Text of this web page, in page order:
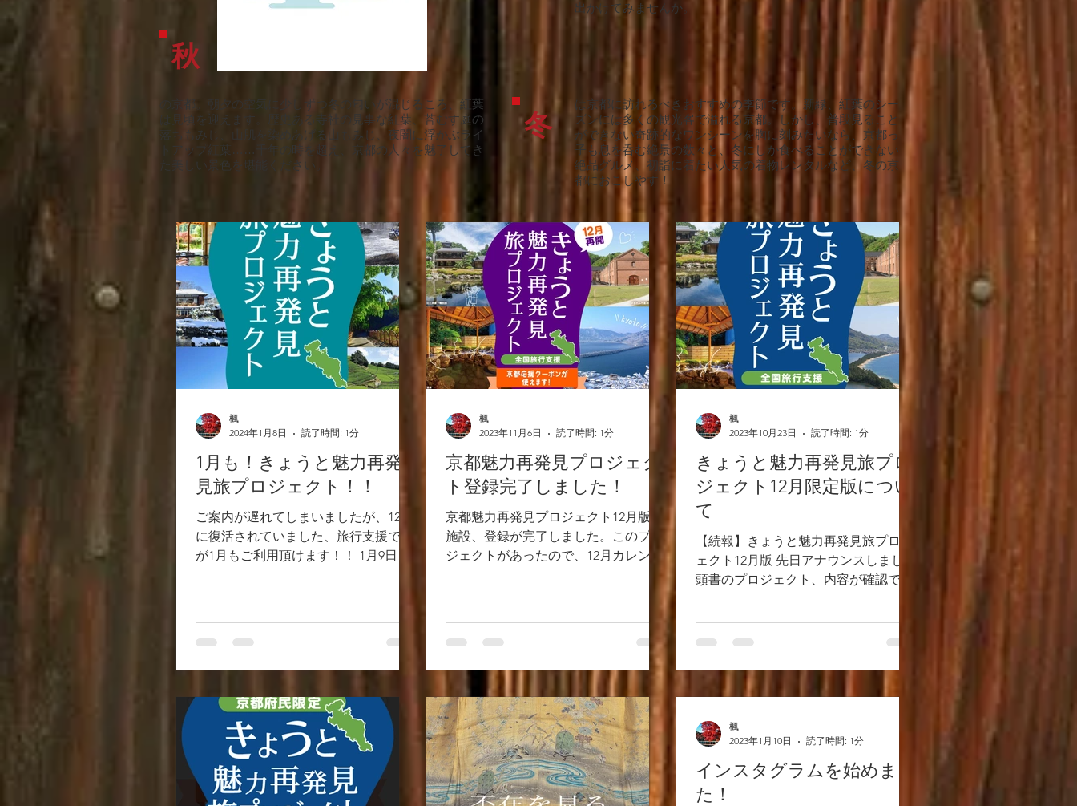
秋
出かけてみませんか。
の京都。朝夕の空気に少しずつ冬の匂いが混じるころ、紅葉
は見頃を迎えます。歴史ある寺社の見事な紅葉、苔むす庭の
落ちもみじ、山肌を染めあげる山もみじ、夜闇に浮かぶライ
トアップ紅葉……千年の時を超え、京都の人々を魅了してき
た美しい景色を堪能ください。
冬
は京都に訪れるべきおすすめの季節です。新緑、紅葉のシー
ズンには多くの観光客で溢れる京都。しかし、普段見ること
ができない奇跡的なワンシーンを胸に刻みたいなら、京都っ
子も息を呑む絶景の数々と、冬にしか食べることができない
絶品グルメ、初詣に着たい人気の着物レンタルなど、冬の京
都におこしやす！
1月も！きょうと魅力再発
見旅プロジェクト！！
ご案内が遅れてしまいましたが、12月
に復活されていました、旅行支援です
が1月もご利用頂けます！！ 1月9日か
楓
2024年1月8日
読了時間: 1分
京都魅力再発見プロジェク
ト登録完了しました！
京都魅力再発見プロジェクト12月版 当
施設、登録が完了しました。このプロ
ジェクトがあったので、12月カレンダ
ております！！ ただ、以下留意点があ
楓
2023年11月6日
読了時間: 1分
きょうと魅力再発見旅プロ
ジェクト12月限定版につい
て
【続報】きょうと魅力再発見旅プロジ
ェクト12月版 先日アナウンスしました
頭書のプロジェクト、内容が確認でき
ックアウトまで対象 ・宿泊費の、20%
楓
2023年10月23日
読了時間: 1分
インスタグラムを始めまし
た！
楓
2023年1月10日
読了時間: 1分